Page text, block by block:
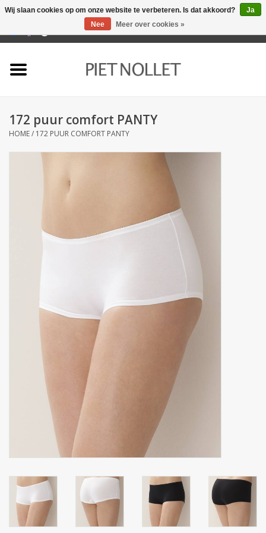
Badlinnen
Bedlinnen
Huis en nacht kledij ( HEREN
GESCHENK ARTIKELEN
172 puur comfort PANTY
HOME/ 172 PUUR COMFORT PANTY
Wij slaan cookies op om onze website te verbeteren. Is dat akkoord?
Ja
Nee
Meer over cookies »